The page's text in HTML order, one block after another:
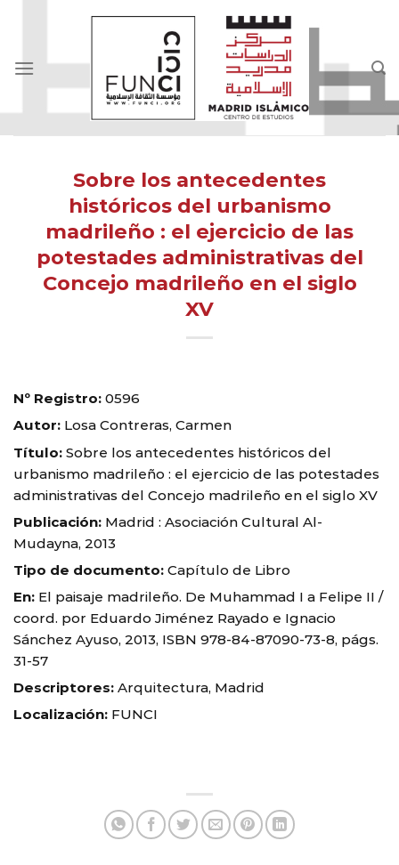
Sobre los antecedentes
históricos del urbanismo
madrileño : el ejercicio de las
potestades administrativas del
Concejo madrileño en el siglo
XV
Nº Registro: 0596
Autor: Losa Contreras, Carmen
Título: Sobre los antecedentes históricos del
urbanismo madrileño : el ejercicio de las potestades
administrativas del Concejo madrileño en el siglo XV
Publicación: Madrid : Asociación Cultural Al-
Mudayna, 2013
Tipo de documento: Capítulo de Libro
En: El paisaje madrileño. De Muhammad I a Felipe II /
coord. por Eduardo Jiménez Rayado e Ignacio
Sánchez Ayuso, 2013, ISBN 978-84-87090-73-8, págs.
31-57
Descriptores: Arquitectura, Madrid
Localización: FUNCI